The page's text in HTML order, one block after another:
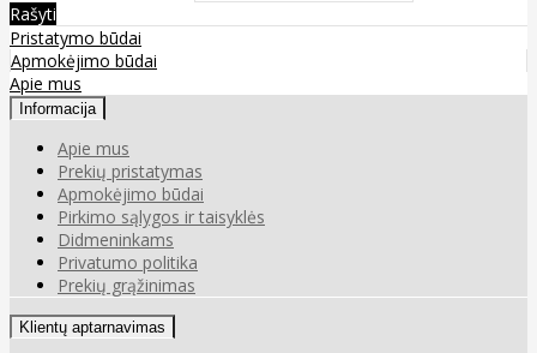
Rašyti
Pristatymo būdai
Apmokėjimo būdai
Apie mus
Informacija
Apie mus
Prekių pristatymas
Apmokėjimo būdai
Pirkimo sąlygos ir taisyklės
Didmeninkams
Privatumo politika
Prekių grąžinimas
Klientų aptarnavimas